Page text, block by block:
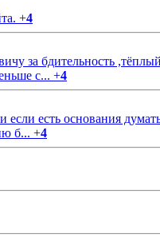
+4
за бдительность
с... +4
есть основания
б... +4